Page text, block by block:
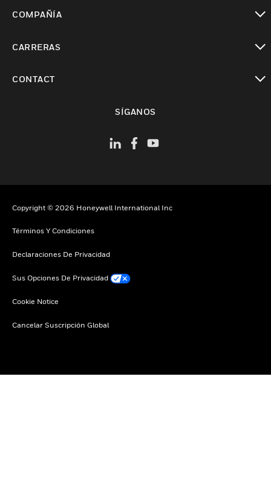
COMPAÑÍA
CARRERAS
CONTACT
SÍGANOS
Copyright © 2026 Honeywell International Inc
Términos Y Condiciones
Declaraciones De Privacidad
Sus Opciones De Privacidad
Cookie Notice
Cancelar Suscripción Global